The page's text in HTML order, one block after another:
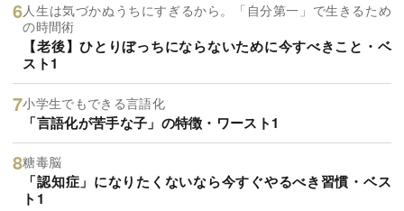
人生は気づかぬうちにすぎるから。「自分第一」で生きるため
の時間術
【老後】ひとりぼっちにならないために今すべきこと・ベ
スト1
小学生でもできる言語化
「言語化が苦手な子」の特徴・ワースト1
糖毒脳
「認知症」になりたくないなら今すぐやるべき習慣・ベス
ト1